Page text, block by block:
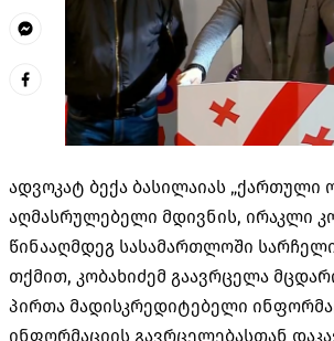
ადვოკატ ბექა ბასილაიას „ქართული
აღმასრულებელი მდივნის, ირაკლი
წინააღმდეგ სასამართლოში სარჩელი
თქმით, კობახიძემ გაავრცელა
პირთა მადისკრედიტებელი
ინფორმაციის გავრცელებასთან